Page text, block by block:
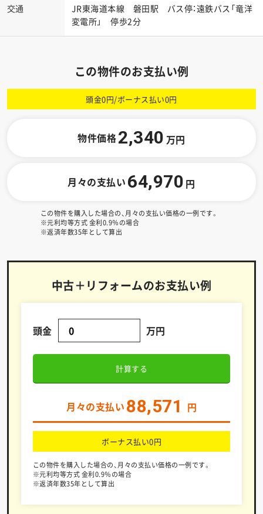
交通
JR東海道本線 磐田駅 バス停：遠鉄バス「竜洋
変電所」 停歩2分
この物件のお支払い例
頭金0円/ボーナス払い0円
物件価格2,340 万円
月々の支払い 64,970 円
この物件を購入した場合の、月々の支払い価格の一例です。
※元利均等方式 金利0.9％の場合
※返済年数35年として算出
中古＋リフォームのお支払い例
頭金 万円
計算する
月々の支払い 88,571 円
ボーナス払い0円
この物件を購入した場合の、月々の支払い価格の一例です。
※元利均等方式 金利0.9％の場合
※返済年数35年として算出